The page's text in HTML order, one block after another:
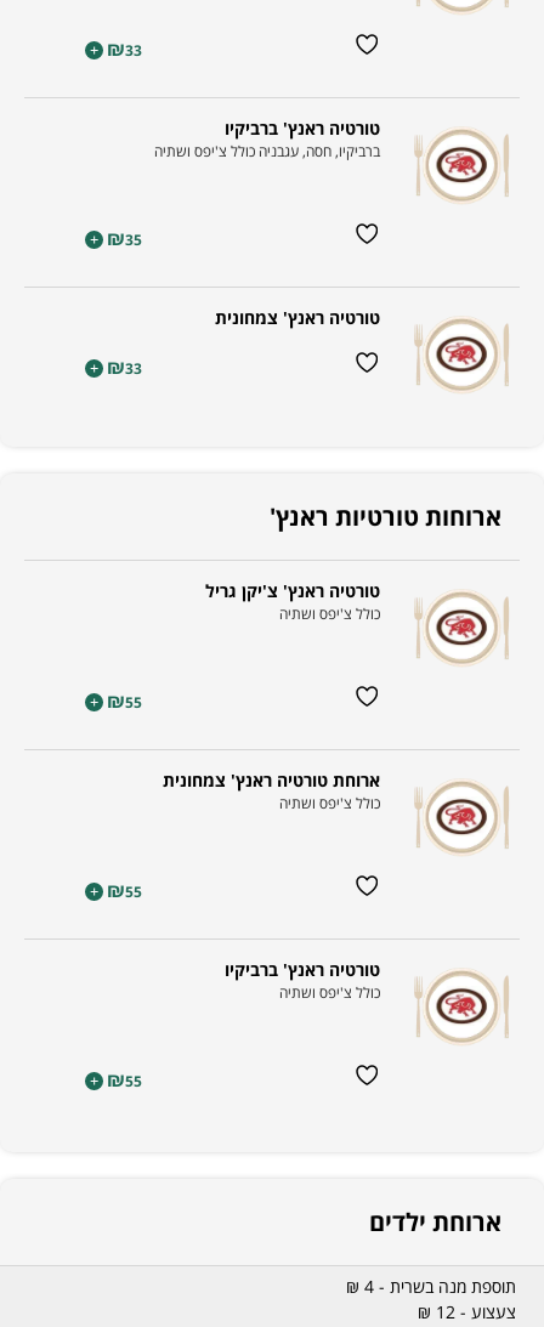
₪33
+
טורטיה ראנץ' ברביקיו
ברביקיו, חסה, עגבניה כולל צ'יפס ושתיה
₪35
+
טורטיה ראנץ' צמחונית
₪33
+
ארוחות טורטיות ראנץ'
טורטיה ראנץ' צ'יקן גריל
כולל צ'יפס ושתיה
₪55
+
ארוחת טורטיה ראנץ' צמחונית
כולל צ'יפס ושתיה
₪55
+
טורטיה ראנץ' ברביקיו
כולל צ'יפס ושתיה
₪55
+
ארוחת ילדים
תוספת מנה בשרית - 4 ₪
צעצוע - 12 ₪